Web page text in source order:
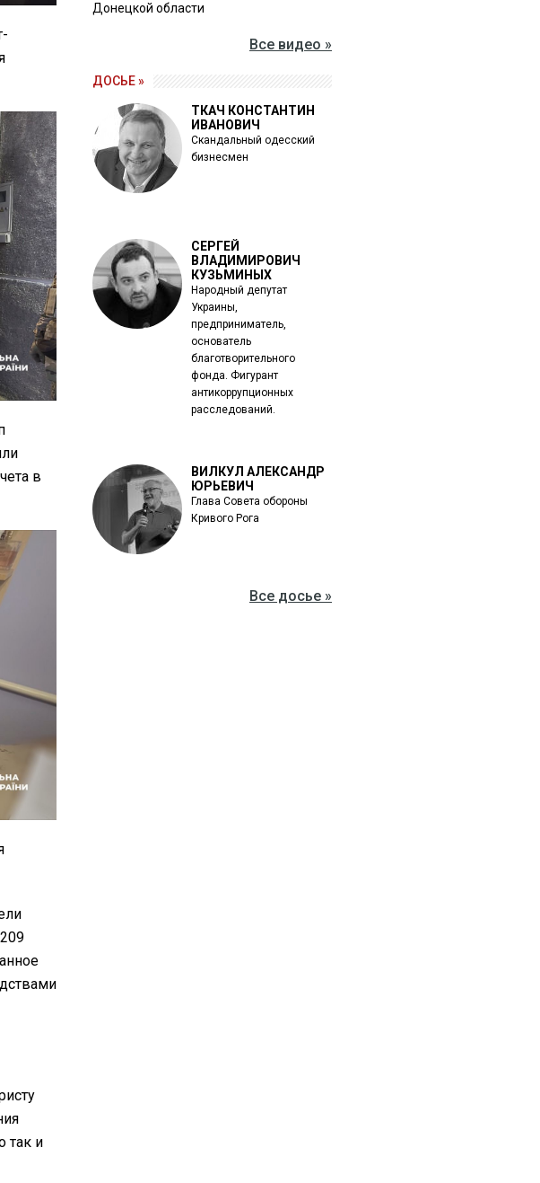
в
так и
Донецкой области
Все видео »
ДОСЬЕ »
ТКАЧ КОНСТАНТИН
ИВАНОВИЧ
Скандальный одесский
бизнесмен
СЕРГЕЙ
ВЛАДИМИРОВИЧ
КУЗЬМИНЫХ
Народный депутат
Украины,
предприниматель,
основатель
благотворительного
фонда. Фигурант
антикоррупционных
расследований.
ВИЛКУЛ АЛЕКСАНДР
ЮРЬЕВИЧ
Глава Совета обороны
Кривого Рога
Все досье »